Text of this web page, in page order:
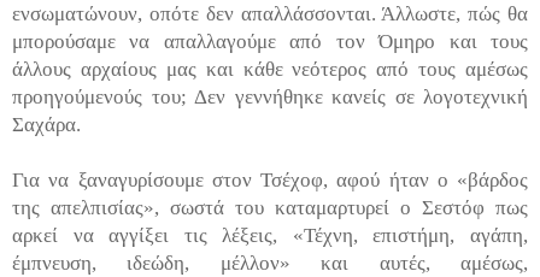
ενσωματώνουν, οπότε δεν απαλλάσσονται. Άλλωστε, πώς θα
μπορούσαμε να απαλλαγούμε από τον Όμηρο και τους
άλλους αρχαίους μας και κάθε νεότερος από τους αμέσως
προηγούμενούς του; Δεν γεννήθηκε κανείς σε λογοτεχνική
Σαχάρα.
Για να ξαναγυρίσουμε στον Τσέχοφ, αφού ήταν ο «βάρδος
της απελπισίας», σωστά του καταμαρτυρεί ο Σεστόφ πως
αρκεί να αγγίξει τις λέξεις, «Τέχνη, επιστήμη, αγάπη,
έμπνευση, ιδεώδη, μέλλον» και αυτές, αμέσως,